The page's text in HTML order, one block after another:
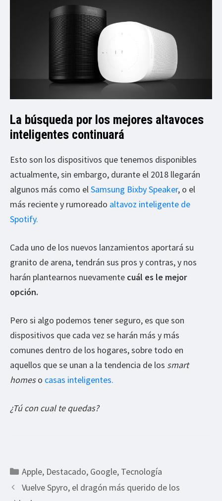
La búsqueda por los mejores altavoces
inteligentes continuará
Esto son los dispositivos que tenemos disponibles
actualmente, sin embargo, durante el 2018 llegarán
algunos más como el Samsung Bixby Speaker, o el
más reciente y rumoreado altavoz inteligente de
Spotify.
Cada uno de los nuevos lanzamientos aportará su
granito de arena, tendrán sus pros y contras, y nos
harán plantearnos nuevamente cuál es le mejor
opción.
Pero si algo podemos tener seguro, es que son
dispositivos que cada vez se harán más y más
comunes dentro de los hogares, sobre todo en
aquellos que se unan a la tendencia de los smart
homeso casas inteligentes.
¿Tú con cual te quedas?
Categorías
Apple, Destacado, Google, Tecnología
Vuelve Spyro, el dragón más querido de los